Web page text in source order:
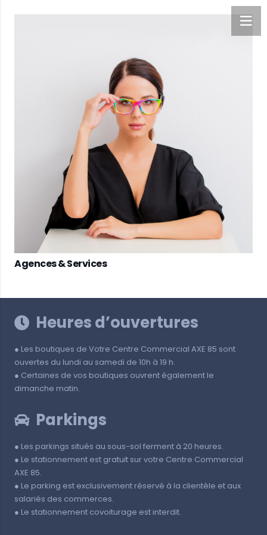
Agences & Services
Heures d’ouvertures
● Les boutiques de Votre Centre Commercial AXE 85 sont
ouvertes du lundi au samedi de 10h à 19 h.
● Certaines de vos boutiques ouvrent également le
dimanche matin.
Parkings
● Les parkings situés au sous-sol ferment à 20 heures.
● Le stationnement est gratuit sur votre Centre Commercial
AXE 85.
● Le parking est exclusivement réservé à la clientèle et aux
salariés des commerces.
● Le stationnement covoiturage est interdit.